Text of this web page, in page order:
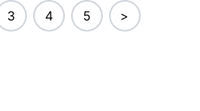
3 4 5 >